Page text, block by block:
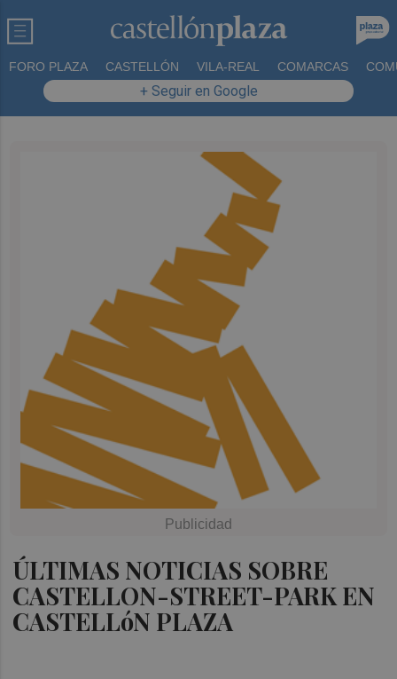
FORO PLAZA CASTELLÓN VILA-REAL COMARCAS
+ Seguir en Google
ÚLTIMAS NOTICIAS SOBRE
CASTELLON-STREET-PARK EN
CASTELLóN PLAZA